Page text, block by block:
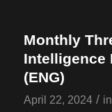
Monthly
Intelligence
(ENG)
April 22, 2024 / in